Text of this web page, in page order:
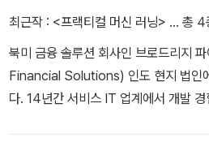
수많은 컴퓨팅 기술이 빠르게 발전함
홍수 속에 살고 있다. 이로 인해 정보와
로 넘쳐 나고, 그 결과 주된 관심사는 머
최근작 : <프랙티컬 머신 러닝> … 총 4
북미 금융 솔루션 회사인 브로드리지
Financial Solutions) 인도 현지 법인
다. 14년간 서비스 IT 업계에서 개발 경